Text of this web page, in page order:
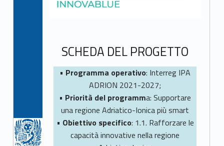
SCHEDA DEL PROGETTO
• Programma operativo: Interreg IPA
ADRION 2021-2027;
• Priorità del programma: Supportare
una regione Adriatico-Ionica più smart
• Obiettivo specifico: 1.1. Rafforzare le
capacità innovative nella regione